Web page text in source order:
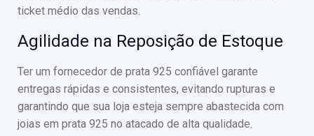
ticket médio das vendas.
Agilidade na Reposição de Estoque
Ter um fornecedor de prata 925 confiável garante
entregas rápidas e consistentes, evitando rupturas e
garantindo que sua loja esteja sempre abastecida com
joias em prata 925 no atacado de alta qualidade.